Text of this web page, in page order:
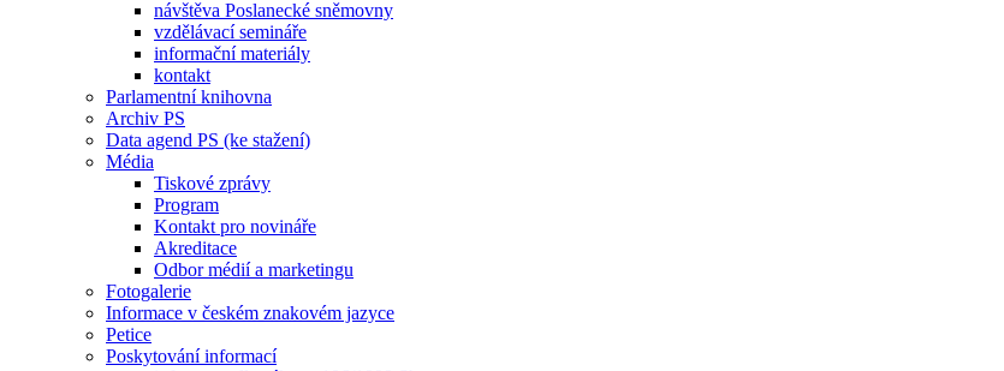
návštěva Poslanecké sněmovny
vzdělávací semináře
informační materiály
kontakt
Parlamentní knihovna
Archiv PS
Data agend PS (ke stažení)
Média
Tiskové zprávy
Program
Kontakt pro novináře
Akreditace
Odbor médií a marketingu
Fotogalerie
Informace v českém znakovém jazyce
Petice
Poskytování informací